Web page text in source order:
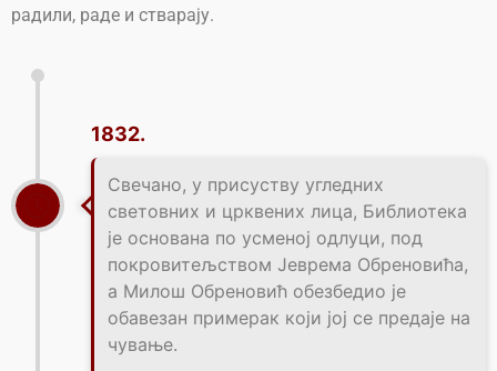
радили, раде и стварају.
1832.
Свечано, у присуству угледних
световних и црквених лица, Библиотека
је основана по усменој одлуци, под
покровитељством Јеврема Обреновића,
а Милош Обреновић обезбедио је
обавезан примерак који јој се предаје на
чување.